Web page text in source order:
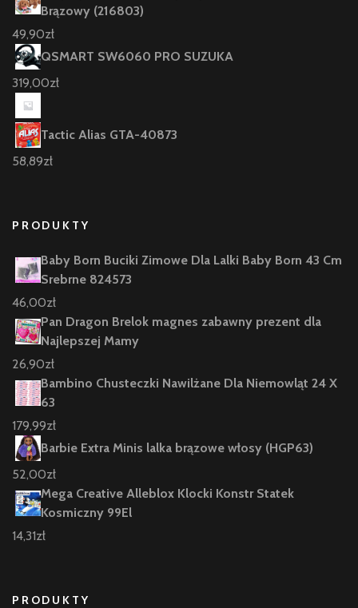
Brązowy (216803)
49,90zł
QSMART SW6060 PRO SUZUKA
319,00zł
Tactic Alias GTA-40873
58,89zł
PRODUKTY
Baby Born Buciki Zimowe Dla Lalki Baby Born 43 Cm
Srebrne 824573
46,00zł
Pan Dragon Brelok magnes zabawny prezent dla
Najlepszej Mamy
26,90zł
Bambino Chusteczki Nawilżane Dla Niemowląt 24 X
63
179,99zł
Barbie Extra Minis lalka brązowe włosy (HGP63)
52,00zł
Mega Creative Alleblox Klocki Konstr Statek
Kosmiczny 99El
14,31zł
PRODUKTY